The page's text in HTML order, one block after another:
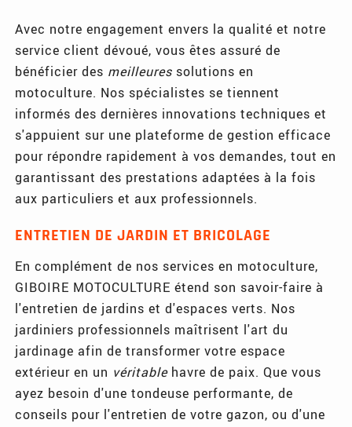
Avec notre engagement envers la qualité et notre
service client dévoué, vous êtes assuré de
bénéficier des meilleures solutions en
motoculture. Nos spécialistes se tiennent
informés des dernières innovations techniques et
s'appuient sur une plateforme de gestion efficace
pour répondre rapidement à vos demandes, tout en
garantissant des prestations adaptées à la fois
aux particuliers et aux professionnels.
ENTRETIEN DE JARDIN ET BRICOLAGE
En complément de nos services en motoculture,
GIBOIRE MOTOCULTURE étend son savoir-faire à
l'entretien de jardins et d'espaces verts. Nos
jardiniers professionnels maîtrisent l'art du
jardinage afin de transformer votre espace
extérieur en un véritablehavre de paix. Que vous
ayez besoin d'une tondeuse performante, de
conseils pour l'entretien de votre gazon, ou d'une